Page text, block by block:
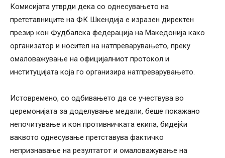
Комисијата утврди дека со однесувањето на
претставниците на ФК Шкендија е изразен директен
презир кон Фудбалска федерација на Македонија како
организатор и носител на натпреварувањето, преку
омаловажување на официјалниот протокол и
институцијата која го организира натпреварувањето.
Истовремено, со одбивањето да се учествува во
церемонијата за доделување медали, беше покажано
непочитување и кон противничката екипа, бидејќи
ваквото однесување претставува фактичко
непризнавање на резултатот и омаловажување на